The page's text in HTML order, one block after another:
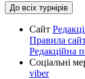
До всіх турнірів
Сайт
Правила
Редакційна
Соціальні
viber